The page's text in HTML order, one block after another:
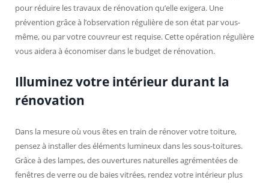
pour réduire les travaux de rénovation qu’elle exigera. Une
prévention grâce à l’observation régulière de son état par vous-
même, ou par votre couvreur est requise. Cette opération régulière
vous aidera à économiser dans le budget de rénovation.
Illuminez votre intérieur durant la
rénovation
Dans la mesure où vous êtes en train de rénover votre toiture,
pensez à installer des éléments lumineux dans les sous-toitures.
Grâce à des lampes, des ouvertures naturelles agrémentées de
fenêtres de verre ou de baies vitrées, rendez votre intérieur plus